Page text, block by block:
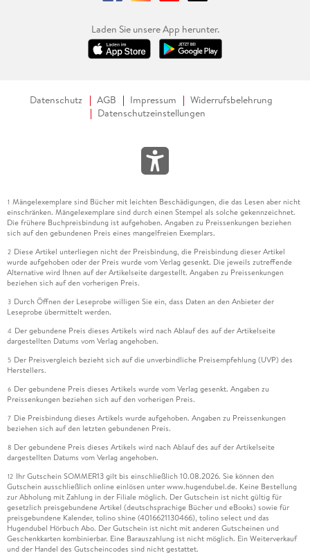
Laden Sie unsere App herunter.
Datenschutz AGB Impressum
Widerrufsbelehrung
Datenschutzeinstellungen
1 Mängelexemplare sind Bücher mit leichten Beschädigungen, die das Lesen aber nicht
einschränken. Mängelexemplare sind durch einen Stempel als solche gekennzeichnet.
Die frühere Buchpreisbindung ist aufgehoben. Angaben zu Preissenkungen beziehen
sich auf den gebundenen Preis eines mangelfreien Exemplars.
2 Diese Artikel unterliegen nicht der Preisbindung, die Preisbindung dieser Artikel
wurde aufgehoben oder der Preis wurde vom Verlag gesenkt. Die jeweils zutreffende
Alternative wird Ihnen auf der Artikelseite dargestellt. Angaben zu Preissenkungen
beziehen sich auf den vorherigen Preis.
3 Durch Öffnen der Leseprobe willigen Sie ein, dass Daten an den Anbieter der
Leseprobe übermittelt werden.
4 Der gebundene Preis dieses Artikels wird nach Ablauf des auf der Artikelseite
dargestellten Datums vom Verlag angehoben.
5 Der Preisvergleich bezieht sich auf die unverbindliche Preisempfehlung (UVP) des
Herstellers.
6 Der gebundene Preis dieses Artikels wurde vom Verlag gesenkt. Angaben zu
Preissenkungen beziehen sich auf den vorherigen Preis.
7 Die Preisbindung dieses Artikels wurde aufgehoben. Angaben zu Preissenkungen
beziehen sich auf den letzten gebundenen Preis.
8 Der gebundene Preis dieses Artikels wird nach Ablauf des auf der Artikelseite
dargestellten Datums vom Verlag angehoben.
12 Ihr Gutschein SOMMER13 gilt bis einschließlich 10.08.2026. Sie können den
Gutschein ausschließlich online einlösen unter www.hugendubel.de. Keine Bestellung
zur Abholung mit Zahlung in der Filiale möglich. Der Gutschein ist nicht gültig für
gesetzlich preisgebundene Artikel (deutschsprachige Bücher und eBooks) sowie für
preisgebundene Kalender, tolino shine (4016621130466), tolino select und das
Hugendubel Hörbuch Abo. Der Gutschein ist nicht mit anderen Gutscheinen und
Geschenkkarten kombinierbar. Eine Barauszahlung ist nicht möglich. Ein Weiterverkauf
und der Handel des Gutscheincodes sind nicht gestattet.